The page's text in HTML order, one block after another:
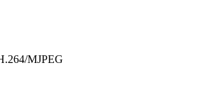
MJPEG